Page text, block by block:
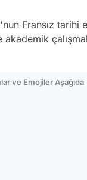
Fransız tarihi
ve Emojiler Aşağıda